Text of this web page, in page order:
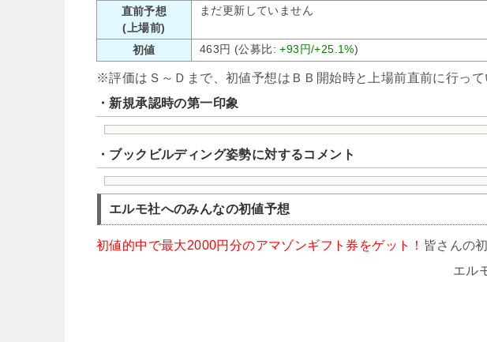
直前予想
(上場前)
まだ更新していません
初値 463円 (公募比:+93円/+25.1%)
※評価はＳ～Ｄまで、初値予想はＢＢ開始時と上場前直前に行って
・新規承認時の第一印象
・ブックビルディング姿勢に対するコメント
エルモ社へのみんなの初値予想
初値的中で最大2000円分のアマゾンギフト券をゲット！ 皆さんの
エル